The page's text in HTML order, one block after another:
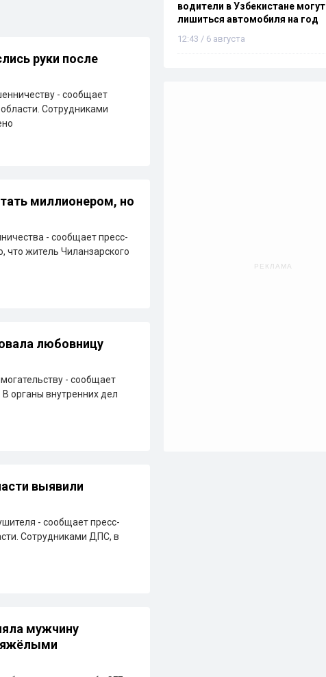
руки после
- сообщает
Сотрудниками
миллионером, но
- сообщает пресс-
что житель Чиланзарского
любовницу
- сообщает
органы внутренних дел
выявили
- сообщает пресс-
Сотрудниками ДПС, в
мужчину
водители в Узбекистане могут
лишиться автомобиля на год
12:43 / 6 августа